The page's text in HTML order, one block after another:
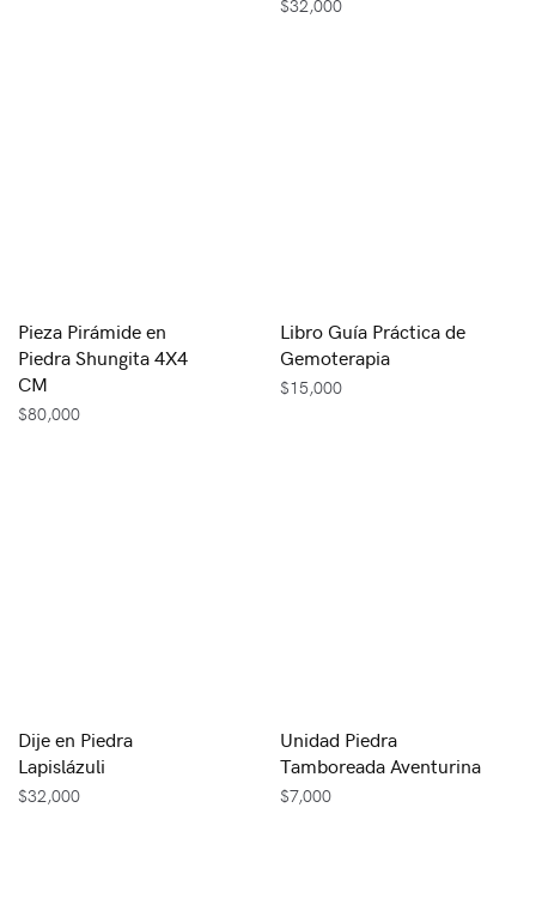
$32,000
Pieza Pirámide en
Piedra Shungita 4X4
CM
$80,000
Libro Guía Práctica de
Gemoterapia
$15,000
Dije en Piedra
Lapislázuli
$32,000
Unidad Piedra
Tamboreada Aventurina
$7,000